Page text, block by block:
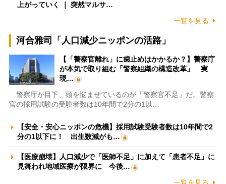
上がっていく ｜ 突然マルサ…
一覧を見る
河合雅司「人口減少ニッポンの活路」
【「警察官離れ」に歯止めはかかるか？】警察庁
が本気で取り組む「警察組織の構造改革」 実
現…
警察庁が目下、頭を悩ませているのが「警察官不足」だ。警察
官の採用試験の受験者数は10年間で2分の1以…
【安全・安心ニッポンの危機】採用試験受験者数は10年間で2
分の1以下に！ 出生数減がも…
【医療崩壊】人口減少で「医師不足」に加えて「患者不足」に
見舞われ地域医療が限界に 今後…